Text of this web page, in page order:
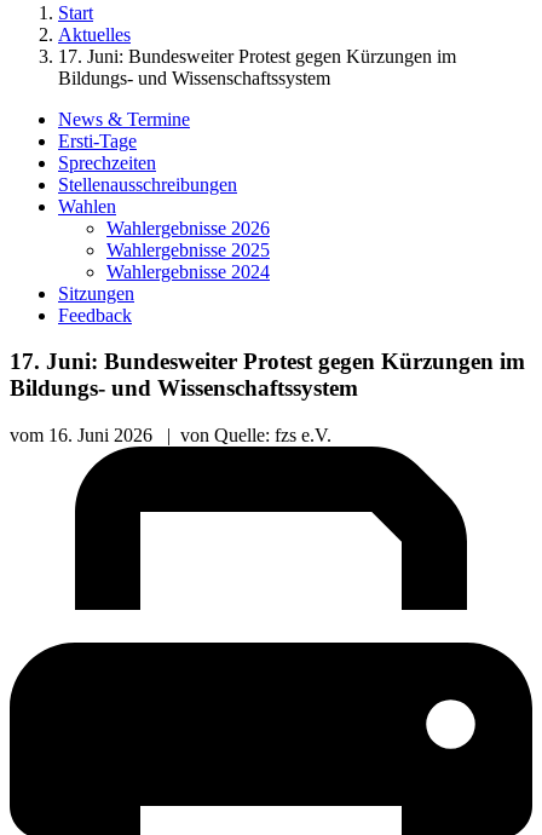
Start
Aktuelles
17. Juni: Bundesweiter Protest gegen Kürzungen im
Bildungs- und Wissenschaftssystem
News & Termine
Ersti-Tage
Sprechzeiten
Stellenausschreibungen
Wahlen
Wahlergebnisse 2026
Wahlergebnisse 2025
Wahlergebnisse 2024
Sitzungen
Feedback
17. Juni: Bundesweiter Protest gegen Kürzungen im
Bildungs- und Wissenschaftssystem
vom 16. Juni 2026 | von Quelle: fzs e.V.